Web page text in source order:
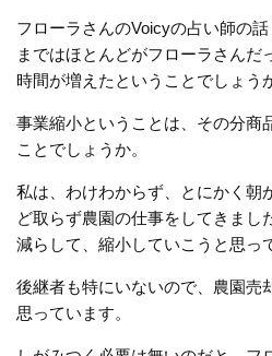
フローラさんのVoicyの占い師の
まではほとんどがフローラさんだ
時間が増えたということでしょう
事業縮小ということは、その分商
ことでしょうか。
私は、わけわからず、とにかく朝
ど取らず農園の仕事をしてきまし
減らして、縮小していこうと思っ
後継者も特にいないので、農園売
思っています。